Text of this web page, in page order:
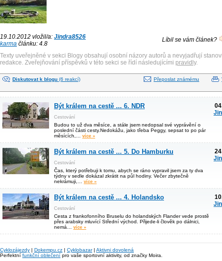
19.10.2012 vložil/a: Jindra8526
karma článku: 4.8
Líbil se vám článek?
Texty uveřejněné v sekci Blogy obsahují osobní názory autorů a nevyjadřují
redakce. Zveřejňování příspěvků v této sekci se řídí následujícími pravidly.
Diskutovat k blogu (6 reakcí) Přeposlat známému
Být králem na cestě ... 6. NDR
Cestování
Budou to už dva měsíce, a stále jsem nedopsal své vyprávění o
poslední části cesty.Nedokážu, jako třeba Peggy, sepsat to po pár
měsících,… více »
Být králem na cestě ... 5. Do Hamburku
Cestování
Čas, který potřebuji k tomu, abych se ráno vypravil jsem za ty dva
týdny v sedle dokázal zkrátit na půl hodiny. Večer zbytečně
nekrámuji,… více »
Být králem na cestě ... 4. Holandsko
Cestování
Cesta z frankofonního Bruselu do holandských Flander vede prostě
přes arabsky mluvící Střední východ. Přijede-li člověk po dálnici,
nemá… více »
Cyklozájezdy | Dokempu.cz | Cyklobazar| Aktivni dovolená
Perfektní funkční oblečení pro vaše sportovní aktivity, od značky Moira.